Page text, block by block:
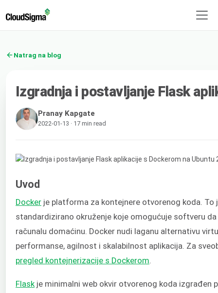
Natrag na blog
Izgradnja i postavljanje Flask
Pranay Kapgate
2022-01-13 · 17 min read
Uvod
Docker je platforma za kontejnere otvorenog koda.
standardizirano okruženje koje omogućuje softveru
računalu domaćinu. Docker nudi laganu alternativu
performanse, agilnost i skalabilnost aplikacija. Za
pregled kontejnerizacije s Dockerom
Flaskje minimalni web okvir otvorenog koda izgrađen